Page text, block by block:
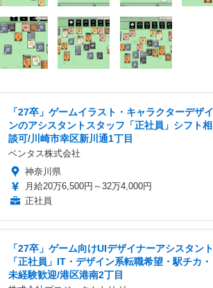
「27卒」ゲームイラスト・キャラクターデザイ
ンのアシスタントスタッフ「正社員」シフト相
談可/川崎市幸区新川通1丁目
ベンタス株式会社
神奈川県
月給20万6,500円～32万4,000円
正社員
「27卒」ゲーム向けUIデザイナーアシスタント
「正社員」IT・デザイン系転職希望・駅チカ・
未経験歓迎/港区港南2丁目